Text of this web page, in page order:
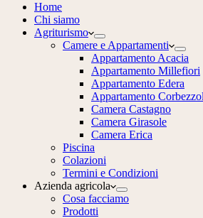
Home
Chi siamo
Agriturismo
Camere e Appartamenti
Appartamento Acacia
Appartamento Millefiori
Appartamento Edera
Appartamento
Camera Castagno
Camera Girasole
Camera Erica
Piscina
Colazioni
Termini e Condizioni
Azienda agricola
Cosa facciamo
Prodotti